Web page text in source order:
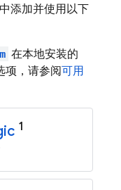
添加并使用以下
在本地安装的
项，请参阅可用
1